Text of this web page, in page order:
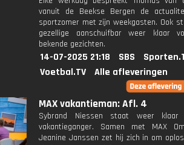
vanuit de Beekse Bergen de
sportzomer met zijn weekgasten. Ook
gezellige aanschuifbar weer klaar
bekende gezichten.
14-07-2025 21:18 SBS
Voetbal.TV
Alle afleveringen
MAX vakantieman: Afl. 4
Sybrand Niessen staat weer
vakantieganger. Samen met MAX
Jeanine Janssen zet hij zich in om